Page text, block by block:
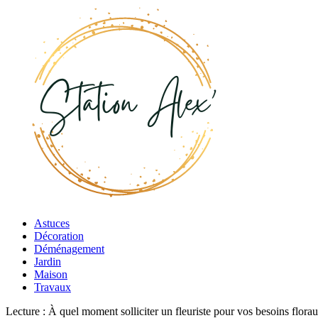
Astuces
Décoration
Déménagement
Jardin
Maison
Travaux
Lecture : À quel moment solliciter un fleuriste pour vos besoins